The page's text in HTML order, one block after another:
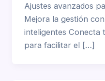
Ajustes avanzados
Mejora la gestión
inteligentes Conecta
para facilitar el […]